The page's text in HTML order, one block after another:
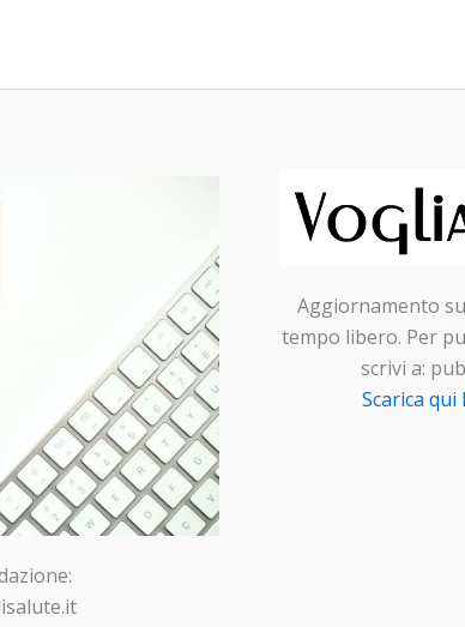
Aggiornamento
tempo libero. Per
scrivi a:
Scarica